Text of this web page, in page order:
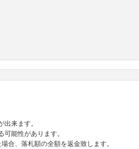
来ます。
能性があります。
合、落札額の全額を返金致します。